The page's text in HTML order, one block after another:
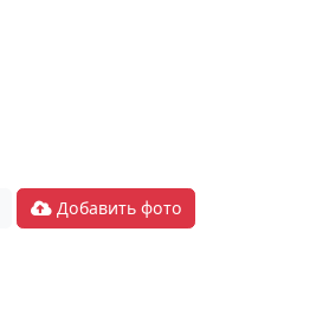
Добавить фото